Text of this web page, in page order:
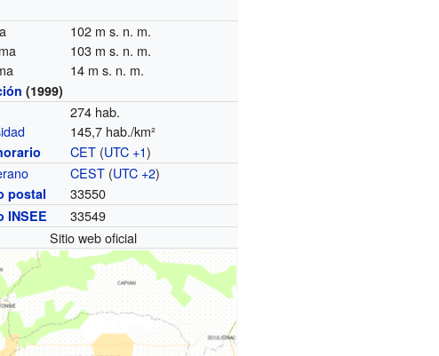
102 m s. n. m.
103 m s. n. m.
14 m s. n. m.
(1999)
274 hab.
145,7 hab./km²
CET (UTC +1)
CEST (UTC +2)
postal 33550
INSEE
33549
Sitio web oficial